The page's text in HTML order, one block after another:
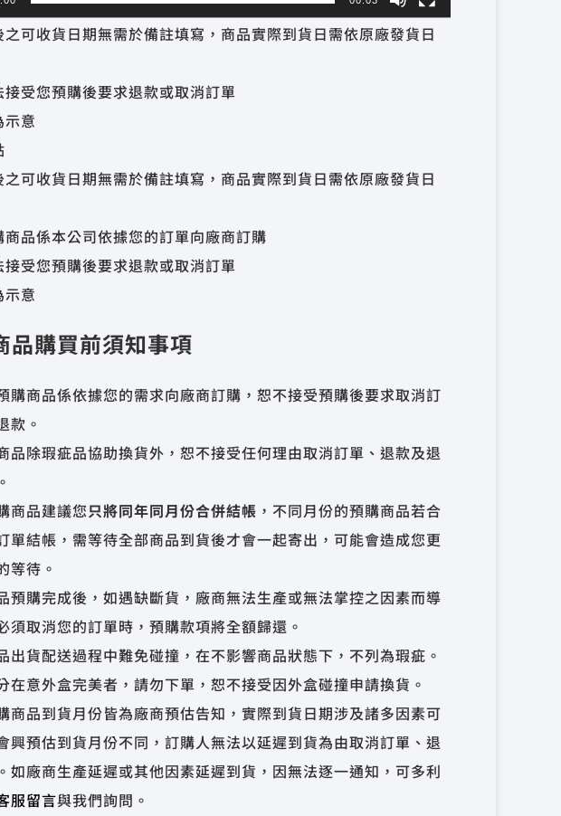
可收貨日期無需於備註填寫，商品實際到貨日需依原廠發貨日
受您預購後要求退款或取消訂單
意
可收貨日期無需於備註填寫，商品實際到貨日需依原廠發貨日
品係本公司依據您的訂單向廠商訂購
受您預購後要求退款或取消訂單
意
品購買前須知事項
購商品係依據您的需求向廠商訂購，恕不接受預購後要求取消訂
款。
品除瑕疵品協助換貨外，恕不接受任何理由取消訂單、退款及退
商品建議您只將同年同月份合併結帳 ，不同月份的預購商品若合
單結帳，需等待全部商品到貨後才會一起寄出，可能會造成您更
等待。
預購完成後，如遇缺斷貨，廠商無法生產或無法掌控之因素而導
須取消您的訂單時，預購款項將全額歸還。
出貨配送過程中難免碰撞，在不影響商品狀態下，不列為瑕疵。
在意外盒完美者，請勿下單，恕不接受因外盒碰撞申請換貨。
商品到貨月份皆為廠商預估告知，實際到貨日期涉及諸多因素可
興預估到貨月份不同，訂購人無法以延遲到貨為由取消訂單、退
如廠商生產延遲或其他因素延遲到貨，因無法逐一通知，可多利
服留言與我們詢問。